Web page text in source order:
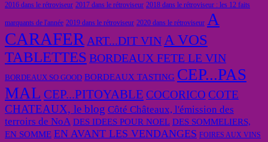
2016 dans le rétroviseur 2017 dans le rétroviseur 2018 dans le rétroviseur : les 12 faits
marquants de l'année 2019 dans le rétroviseur 2020 dans le rétroviseur A
CARAFER ART...DIT VIN A VOS
TABLETTES BORDEAUX FETE LE VIN
BORDEAUX SO GOOD BORDEAUX TASTING CEP...PAS
MAL CEP...PITOYABLE COCORICO COTE
CHATEAUX, le blog Côté Châteaux, l'émission des
terroirs de NoA DES IDEES POUR NOEL DES SOMMELIERS,
EN SOMME EN AVANT LES VENDANGES FOIRES AUX VINS